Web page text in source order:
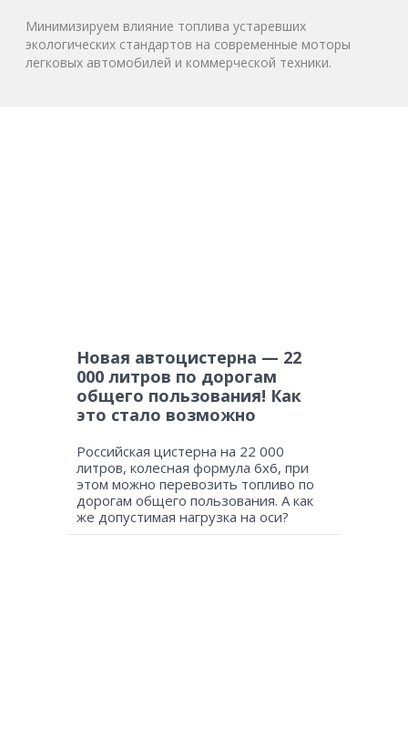
Минимизируем влияние топлива устаревших
экологических стандартов на современные моторы
легковых автомобилей и коммерческой техники.
Новая автоцистерна — 22
000 литров по дорогам
общего пользования! Как
это стало возможно
Российская цистерна на 22 000
литров, колесная формула 6х6, при
этом можно перевозить топливо по
дорогам общего пользования. А как
же допустимая нагрузка на оси?